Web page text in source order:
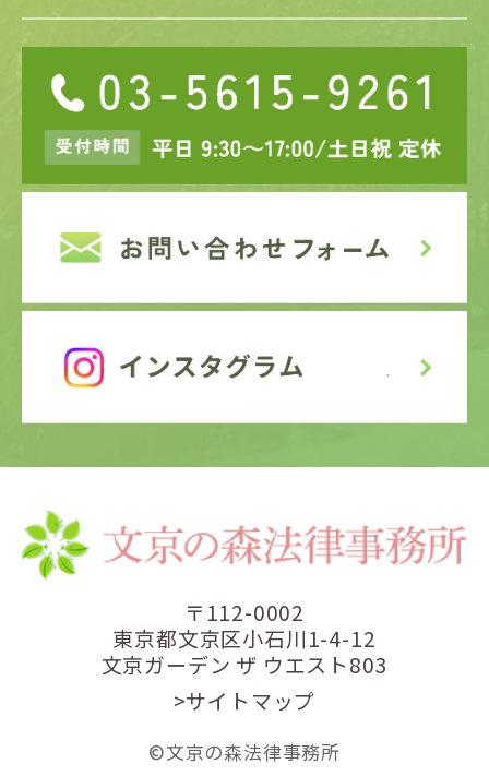
〒112-0002
東京都文京区小石川1-4-12
文京ガーデン ザ ウエスト803
>サイトマップ
©文京の森法律事務所